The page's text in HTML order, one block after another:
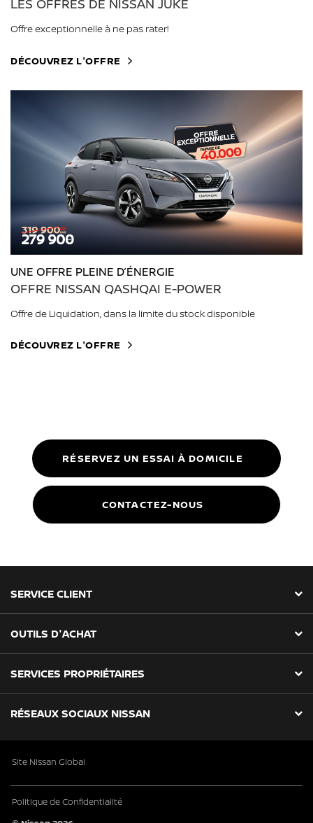
LES OFFRES DE NISSAN JUKE
Offre exceptionnelle à ne pas rater!
DÉCOUVREZ L'OFFRE
UNE OFFRE PLEINE D’ÉNERGIE
OFFRE NISSAN QASHQAI E-POWER
Offre de Liquidation, dans la limite du stock disponible
DÉCOUVREZ L'OFFRE
RÉSERVEZ UN ESSAI À DOMICILE
CONTACTEZ-NOUS
SERVICE CLIENT
OUTILS D'ACHAT
SERVICES PROPRIÉTAIRES
RÉSEAUX SOCIAUX NISSAN
Site Nissan Global
Politique de Confidentialité